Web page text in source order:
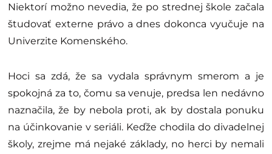
Niektorí možno nevedia, že po strednej škole začala
študovať externe právo a dnes dokonca vyučuje na
Univerzite Komenského.
Hoci sa zdá, že sa vydala správnym smerom a je
spokojná za to, čomu sa venuje, predsa len nedávno
naznačila, že by nebola proti, ak by dostala ponuku
na účinkovanie v seriáli. Keďže chodila do divadelnej
školy, zrejme má nejaké základy, no herci by nemali